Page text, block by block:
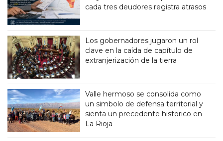
cada tres deudores registra atrasos
Los gobernadores jugaron un rol
clave en la caída de capítulo de
extranjerización de la tierra
Valle hermoso se consolida como
un simbolo de defensa territorial y
sienta un precedente historico en
La Rioja